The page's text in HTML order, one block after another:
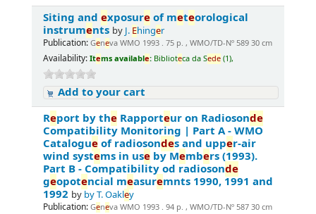
Siting andexposureof meteorological
instruments by J. Ehinger
Publication: Geneva WMO 1993 . 75 p. , WMO/TD-Nº 589 30 cm
Availability: Items available: Biblioteca da Sede (1),
Add to your cart
Report by the Rapporteur on Radiosonde
Compatibility Monitoring | Part A - WMO
Catalogueof radiosondes and upper-air
wind systems in use by Members (1993).
Part B - Compatibility od radiosonde
geopotencial measuremnts 1990, 1991 and
1992 by by T. Oakley
Publication: Geneva WMO 1993 . 94 p. , WMO/TD-Nº 587 30 cm